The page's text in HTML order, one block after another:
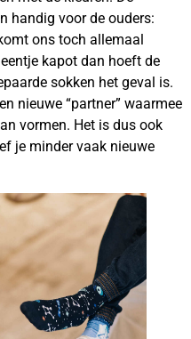
handig voor de ouders:
ons toch allemaal
kapot dan hoeft de
sokken het geval is.
nieuwe “partner” waarmee
vormen. Het is dus ook
je minder vaak nieuwe